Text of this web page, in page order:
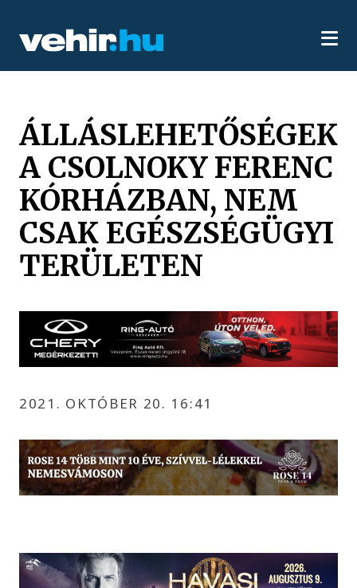
ÁLLÁSLEHETŐSÉGEK
A CSOLNOKY FERENC
KÓRHÁZBAN, NEM
CSAK EGÉSZSÉGÜGYI
TERÜLETEN
2021. OKTÓBER 20. 16:41